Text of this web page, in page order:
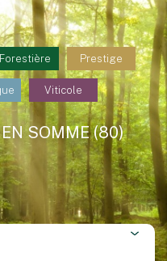
Forestière Prestige
Viticole
SOMME (80)